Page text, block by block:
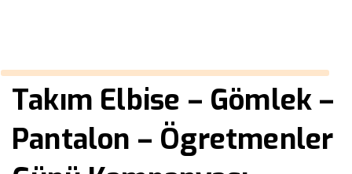
Takım Elbise – Gömlek –
Pantalon – Ögretmenler